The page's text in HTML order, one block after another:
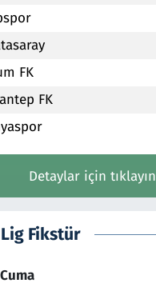
FK
FK
Detaylar için tıklayın
Fikstür